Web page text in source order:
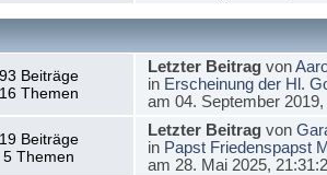
93 Beiträge
16 Themen
Letzter Beitragvon
in Erscheinung der Hl.
am 04. September
19 Beiträge
5 Themen
Letzter Beitragvon
in Papst Friedenspapst
am 28. Mai 2025,